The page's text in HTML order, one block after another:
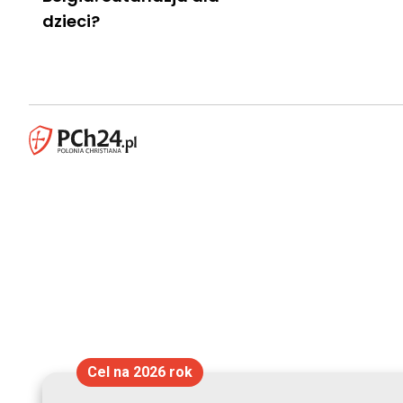
dzieci?
Cel na 2026 rok